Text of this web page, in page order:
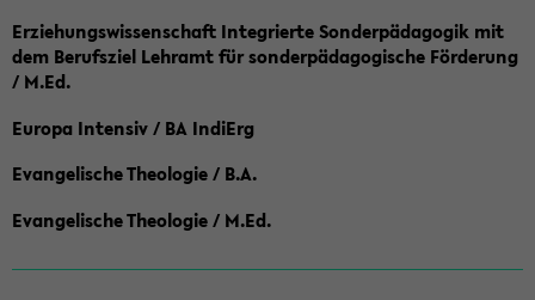
Erziehungswissenschaft Integrierte Sonderpädagogik mit
dem Berufsziel Lehramt für sonderpädagogische Förderung
/ M.Ed.
Europa Intensiv / BA IndiErg
Evangelische Theologie / B.A.
Evangelische Theologie / M.Ed.